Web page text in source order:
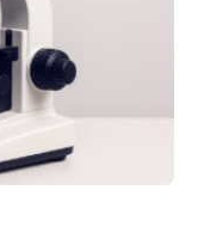
Geehrt
oder eine
zum Thema